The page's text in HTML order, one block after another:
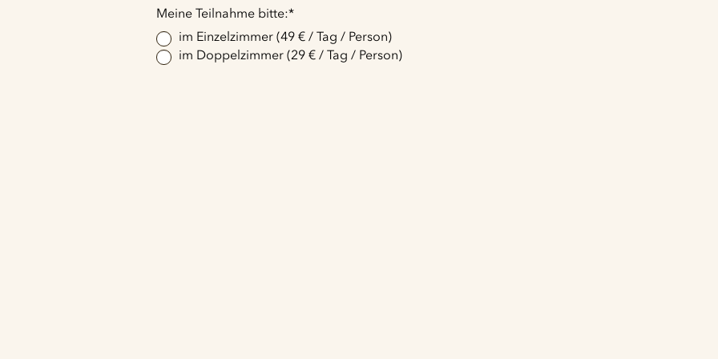
Pflichtfeld
Meine Teilnahme bitte:*
im Einzelzimmer (49 € / Tag / Person)
im Doppelzimmer (29 € / Tag / Person)